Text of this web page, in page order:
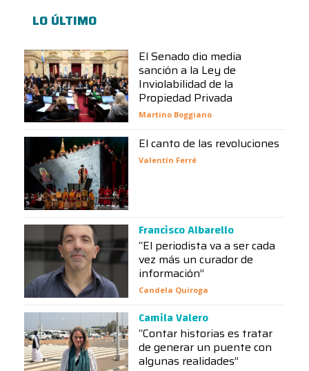
LO ÚLTIMO
El Senado dio media
sanción a la Ley de
Inviolabilidad de la
Propiedad Privada
Martino Boggiano
El canto de las revoluciones
Valentín Ferré
Francisco Albarello
“El periodista va a ser cada
vez más un curador de
información”
Candela Quiroga
Camila Valero
“Contar historias es tratar
de generar un puente con
algunas realidades”